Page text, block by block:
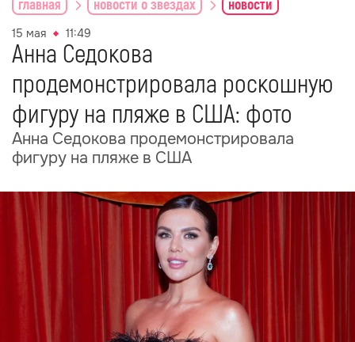
главная новости о звездах новости
15 мая 11:49
Анна Седокова
продемонстрировала роскошную
фигуру на пляже в США: фото
Анна Седокова продемонстрировала
фигуру на пляже в США